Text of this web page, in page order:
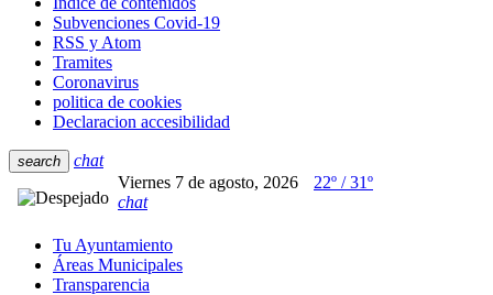
Subvenciones Covid-19
RSS y Atom
Tramites
Coronavirus
politica de cookies
Declaracion accesibilidad
search
chat
Viernes 7 de agosto, 2026
22º / 31º
chat
Tu Ayuntamiento
Áreas Municipales
Transparencia